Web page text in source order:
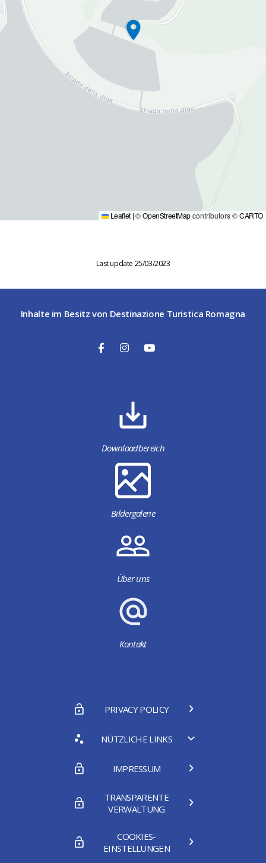
Leaflet |©OpenStreetMapcontributors ©CARTO
Last update 25/03/2023
Inhalte im Besitz von Destinazione Turistica Romagna
Downloadbereich
Bildergalerie
Über uns
Kontakt
PRIVACY POLICY
NÜTZLICHE LINKS
IMPRESSUM
TRANSPARENTE
VERWALTUNG
COOKIES-
EINSTELLUNGEN